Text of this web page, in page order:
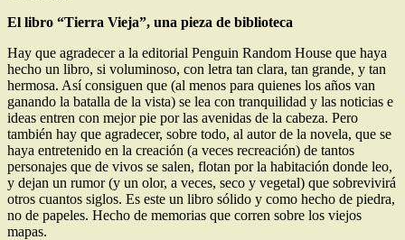
El libro “Tierra Vieja”, una pieza de biblioteca
Hay que agradecer a la editorial Penguin Random House que haya
hecho un libro, si voluminoso, con letra tan clara, tan grande, y tan
hermosa. Así consiguen que (al menos para quienes los años van
ganando la batalla de la vista) se lea con tranquilidad y las noticias e
ideas entren con mejor pie por las avenidas de la cabeza. Pero
también hay que agradecer, sobre todo, al autor de la novela, que se
haya entretenido en la creación (a veces recreación) de tantos
personajes que de vivos se salen, flotan por la habitación donde leo,
y dejan un rumor (y un olor, a veces, seco y vegetal) que sobrevivirá
otros cuantos siglos. Es este un libro sólido y como hecho de piedra,
no de papeles. Hecho de memorias que corren sobre los viejos
mapas.